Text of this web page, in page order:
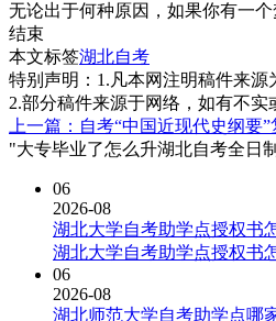
无论出于何种原因，如果你有一
结束
本文标签湖北自考
特别声明：1.凡本网注明稿件来源
2.部分稿件来源于网络，如有不
上一篇：自考“中国近现代史纲要
"大专毕业了怎么升湖北自考全日
06
2026-08
湖北大学自考助学点授权书
湖北大学自考助学点授权书
06
2026-08
湖北师范大学自考助学点哪